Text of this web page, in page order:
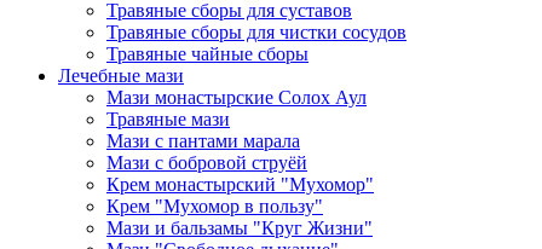
Травяные сборы для суставов
Травяные сборы для чистки сосудов
Травяные чайные сборы
Лечебные мази
Мази монастырские Солох Аул
Травяные мази
Мази с пантами марала
Мази с бобровой струёй
Крем монастырский "Мухомор"
Крем "Мухомор в пользу"
Мази и бальзамы "Круг Жизни"